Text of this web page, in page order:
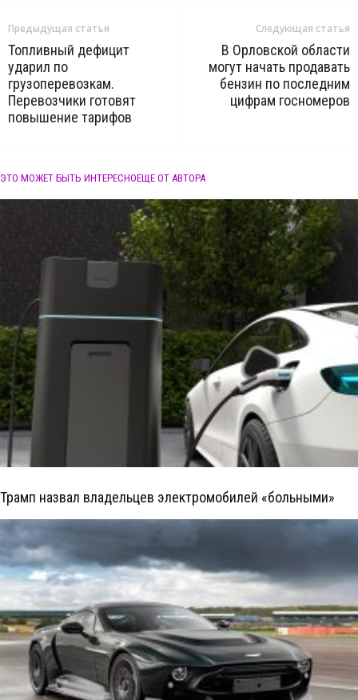
Предыдущая статья
Топливный дефицит
ударил по
грузоперевозкам.
Перевозчики готовят
повышение тарифов
Следующая статья
В Орловской области
могут начать продавать
бензин по последним
цифрам госномеров
ЭТО МОЖЕТ БЫТЬ ИНТЕРЕСНОЕЩЕ ОТ АВТОРА
Трамп назвал владельцев электромобилей «больными»